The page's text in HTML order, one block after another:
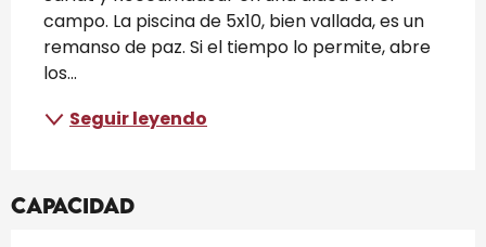
campo. La piscina de 5x10, bien vallada, es un
remanso de paz. Si el tiempo lo permite, abre
los...
Seguir leyendo
Capacidad